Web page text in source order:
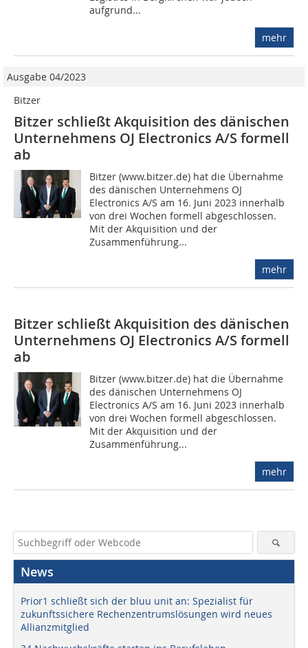
aufgrund...
mehr
Ausgabe 04/2023
Bitzer
Bitzer schließt Akquisition des dänischen
Unternehmens OJ Electronics A/S formell
ab
Bitzer (www.bitzer.de) hat die Übernahme
des dänischen Unternehmens OJ
Electronics A/S am 16. Juni 2023 innerhalb
von drei Wochen formell abgeschlossen.
Mit der Akquisition und der
Zusammenführung...
mehr
Bitzer schließt Akquisition des dänischen
Unternehmens OJ Electronics A/S formell
ab
Bitzer (www.bitzer.de) hat die Übernahme
des dänischen Unternehmens OJ
Electronics A/S am 16. Juni 2023 innerhalb
von drei Wochen formell abgeschlossen.
Mit der Akquisition und der
Zusammenführung...
mehr
News
Prior1 schließt sich der bluu unit an: Spezialist für
zukunftssichere Rechenzentrumslösungen wird neues
Allianzmitglied